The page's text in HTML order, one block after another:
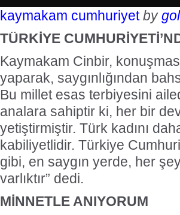
kaymakam cumhuriyet by
TÜRKİYE
Kaymakam Cinbir,
yaparak, saygınlığından
Bu millet esas terbiyesini
analara sahiptir ki, her bir
yetiştirmiştir. Türk kadını
kabiliyetlidir. Türkiye
gibi, en saygın yerde, her
varlıktır” dedi.
MİNNETLE ANIYORUM